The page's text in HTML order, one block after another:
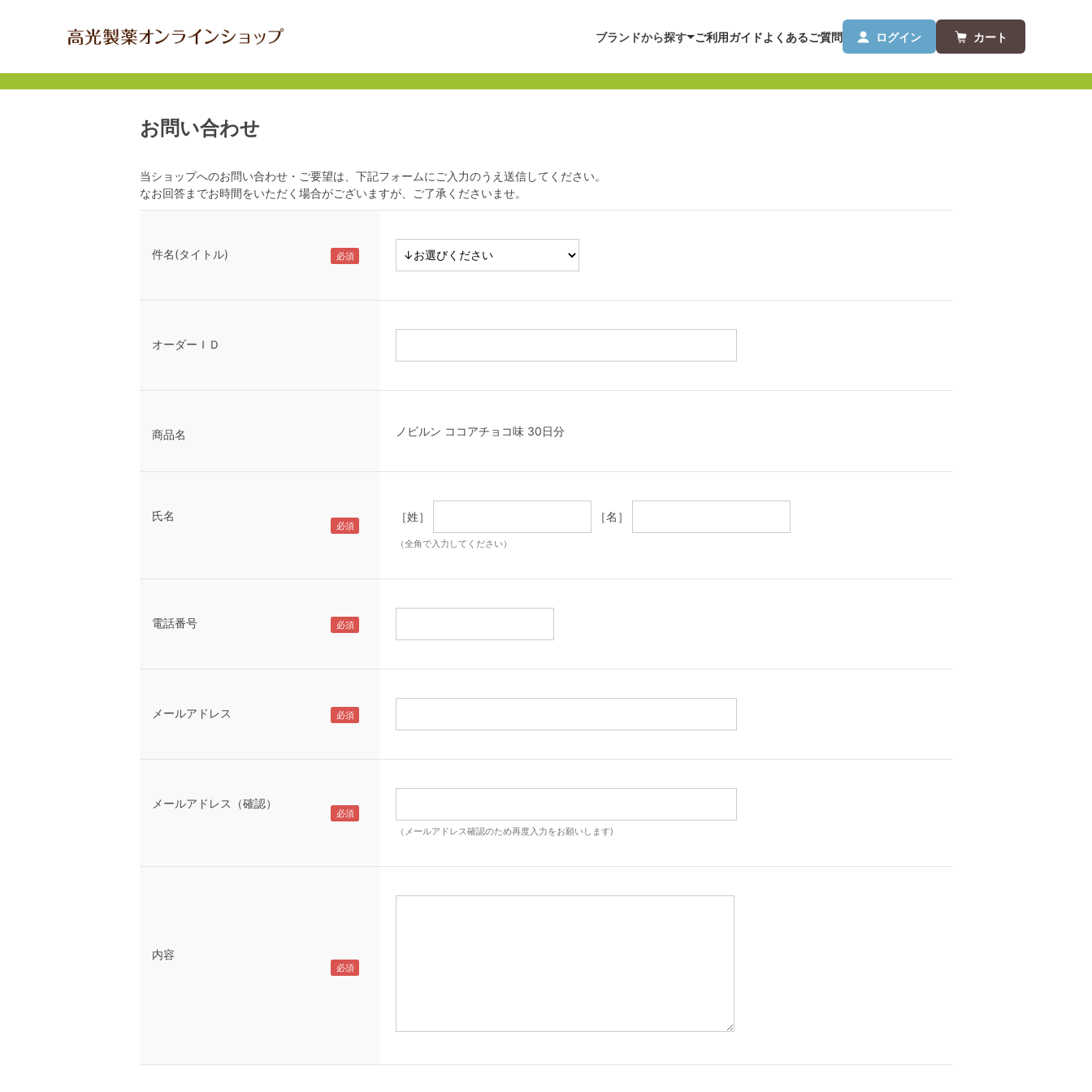
ブランドから探す ご利用ガイドよくあるご質問 ログイン カート
お問い合わせ
当ショップへのお問い合わせ・ご要望は、下記フォームにご入力のうえ送信してください。
なお回答までお時間をいただく場合がございますが、ご了承くださいませ。
件名(タイトル)
オーダーＩＤ
商品名 ノビルン ココアチョコ味 30日分
氏名 ［姓］ ［名］
（全角で入力してください）
電話番号
メールアドレス
メールアドレス（確認）
（メールアドレス確認のため再度入力をお願いします)
内容